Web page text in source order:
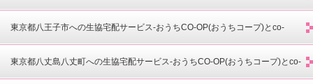
opdeli(コープデリ)-
東京都八王子市への生協宅配サービス-おうちCO-OP(おうちコープ)とco-
opdeli(コープデリ)-
東京都八丈島八丈町への生協宅配サービス-おうちCO-OP(おうちコープ)とco-